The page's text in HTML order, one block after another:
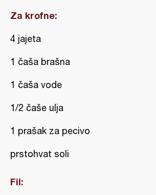
Za krofne:
4 jajeta
1 čaša brašna
1 čaša vode
1/2 čaše ulja
1 prašak za pecivo
prstohvat soli
Fil: